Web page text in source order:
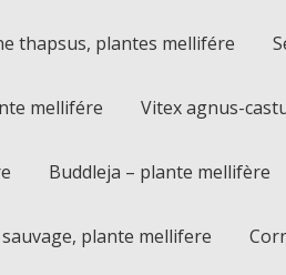
thapsus, plantes mellifére
mellifére Vitex agnus-
Buddleja – plante mellifère
plante mellifere